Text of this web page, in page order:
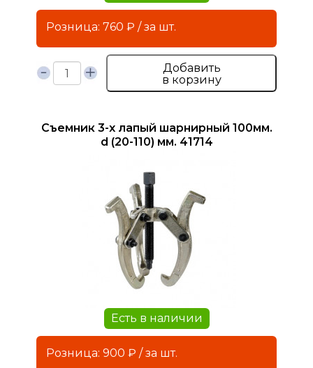
Розница: 760 ₽ / за шт.
Добавить
в корзину
Съемник 3-х лапый шарнирный 100мм.
d (20-110) мм. 41714
Есть в наличии
Розница: 900 ₽ / за шт.